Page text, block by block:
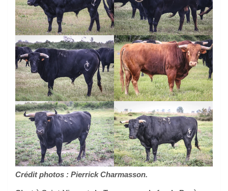
Crédit photos : Pierrick Charmasson.